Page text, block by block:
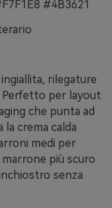
#4B3621
rilegature
Perfetto per layout
che punta ad
la crema calda
medi per
marrone più scuro
senza